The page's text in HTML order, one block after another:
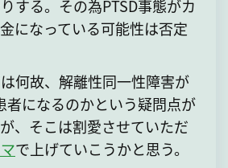
する。その為PTSD事態がカ
になっている可能性は否定
何故、解離性同一性障害が
者になるのかという疑問点が
、そこは割愛させていただ
で上げていこうかと思う。